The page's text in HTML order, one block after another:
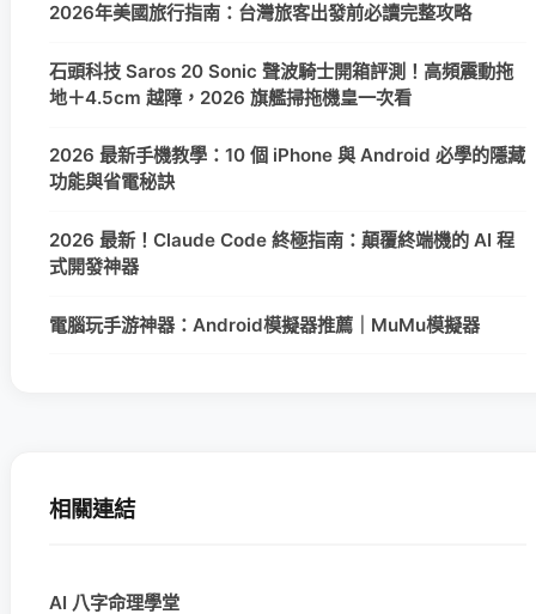
2026年美國旅行指南：台灣旅客出發前必讀完整攻略
石頭科技 Saros 20 Sonic 聲波騎士開箱評測！高頻震動拖
地＋4.5cm 越障，2026 旗艦掃拖機皇一次看
2026 最新手機教學：10 個 iPhone 與 Android 必學的隱藏
功能與省電秘訣
2026 最新！Claude Code 終極指南：顛覆終端機的 AI 程
式開發神器
電腦玩手游神器：Android模擬器推薦｜MuMu模擬器
相關連結
AI 八字命理學堂